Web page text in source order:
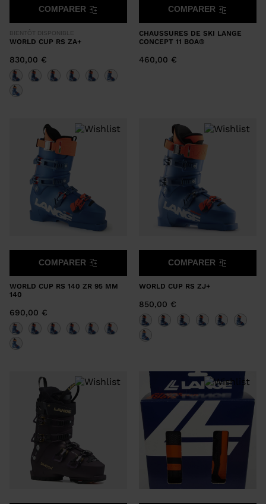
BIENTÔT DISPONIBLE
WORLD CUP RS ZA+
830,00 €
COMPARER
CHAUSSURES DE SKI LANGE
CONCEPT 11 BOA®
460,00 €
COMPARER
WORLD CUP RS 140 ZR 95 MM
140
690,00 €
COMPARER
WORLD CUP RS ZJ+
850,00 €
COMPARER